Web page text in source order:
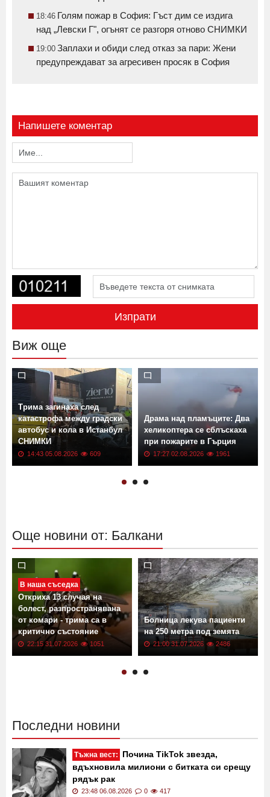
18:46 Голям пожар в София: Гъст дим се издига
над „Левски Г", огънят се разгоря отново СНИМКИ
19:00 Заплахи и обиди след отказ за пари: Жени
предупреждават за агресивен просяк в София
Напишете коментар
Изпрати
Виж още
Трима загинаха след
катастрофа между градски
автобус и кола в Истанбул
СНИМКИ
14:43 05.08.2026 609
Драма над пламъците: Два
хеликоптера се сблъскаха
при пожарите в Гърция
17:27 02.08.2026 1961
Още новини от: Балкани
В наша съседка
Откриха 13 случая на
болест, разпространявана
от комари - трима са в
критично състояние
22:15 31.07.2026 1051
Болница лекува пациенти
на 250 метра под земята
21:00 31.07.2026 2486
Последни новини
Тъжна вест:
Почина TikTok звезда,
вдъхновила милиони с битката си срещу
рядък рак
23:48 06.08.2026 0 417